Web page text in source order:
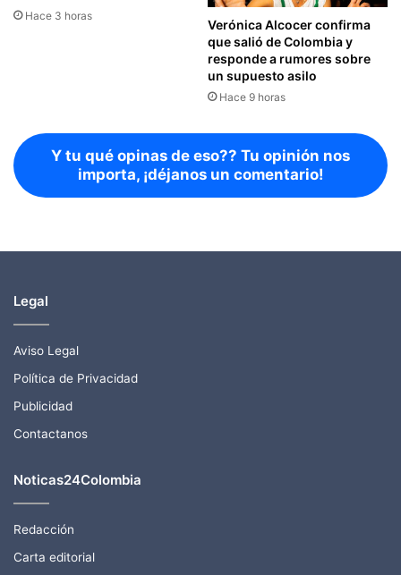
Hace 3 horas
Verónica Alcocer confirma
que salió de Colombia y
responde a rumores sobre
un supuesto asilo
Hace 9 horas
Y tu qué opinas de eso?? Tu opinión nos
importa, ¡déjanos un comentario!
Legal
Aviso Legal
Política de Privacidad
Publicidad
Contactanos
Noticas24Colombia
Redacción
Carta editorial